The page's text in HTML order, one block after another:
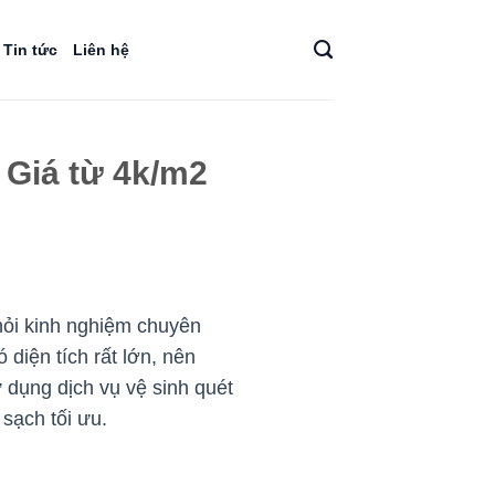
Tin tức Liên hệ
từ 4k/m2
kinh nghiệm chuyên
diện tích rất lớn, nên
dịch vụ vệ sinh quét
tối ưu.